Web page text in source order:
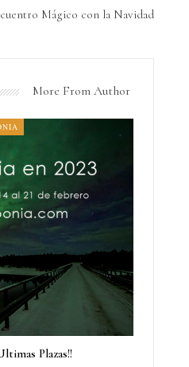
Mágico con la Navidad
More From Author
Plazas!!